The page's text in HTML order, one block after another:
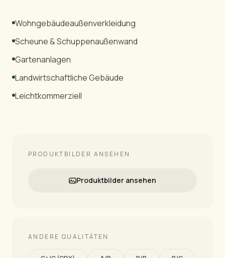
Wohngebäudeaußenverkleidung
Scheune & Schuppenaußenwand
Gartenanlagen
Landwirtschaftliche Gebäude
Leichtkommerziell
PRODUKTBILDER ANSEHEN
Produktbilder ansehen
ANDERE QUALITÄTEN